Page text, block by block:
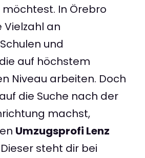
In Örebro
Vielzahl an
und
auf höchstem
Niveau arbeiten. Doch
die Suche nach der
machst,
Umzugsprofi Lenz
Dieser steht dir bei